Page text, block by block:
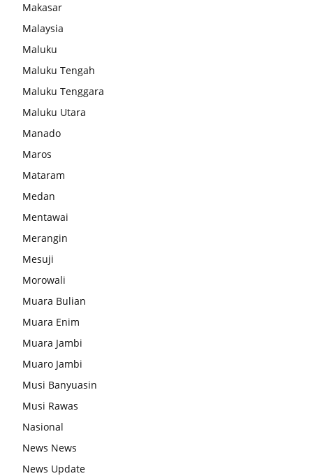
Makasar
Malaysia
Maluku
Maluku Tengah
Maluku Tenggara
Maluku Utara
Manado
Maros
Mataram
Medan
Mentawai
Merangin
Mesuji
Morowali
Muara Bulian
Muara Enim
Muara Jambi
Muaro Jambi
Musi Banyuasin
Musi Rawas
Nasional
News News
News Update